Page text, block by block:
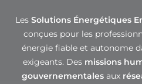
Les Solutions Énergétiques
conçues pour les
énergie fiable et autonome
exigeants. Des missions
gouvernementales aux